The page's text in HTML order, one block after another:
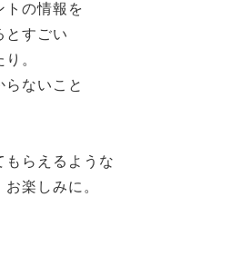
トの情報を
とすごい
。
ないこと
もらえるような
楽しみに。